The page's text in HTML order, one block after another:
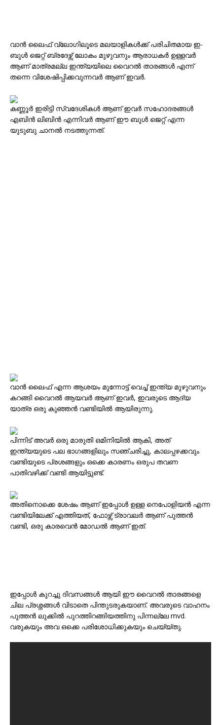
വാൻ ലൈഫ് വ്ലോഗിലൂടെ മലയാളികൾക്ക് പരിചിതമായ ഇ-
ബുൾ ജെറ്റ് ബ്രദേഴ്സ് ലോകം മുഴുവനും ആരാധകര്‍ ഉള്ളവര്‍
ആണ് മാത്രമല്ല ഇന്ത്യയിലെ വൈറല്‍ താരങ്ങള്‍ എന്ന്
തന്നെ വിശേഷിപ്പിക്കവുന്നവര്‍ ആണ് ഇവര്‍.
കണ്ണൂര്‍ ഇരിട്ടി സ്വദേശികള്‍ ആണ് ഇവര്‍ സഹോദരങ്ങള്‍
എബിന്‍ ലിബിന്‍ എന്നിവര്‍ ആണ് ഈ ബുള്‍ ജെറ്റ് എന്ന
യുടുബു ചാനല്‍ നടത്തുന്നത്.
വാന്‍ ലൈഫ് എന്ന ആശയം മുന്നോട്ട് വെച്ച് ഇന്ത്യ മുഴുവനും
കറങ്ങി വൈറല്‍ ആയവര്‍ ആണ് ഇവര്‍, ഇവരുടെ ആദ്യ
യാത്ര ഒരു കുഞ്ഞന്‍ വണ്ടിയില്‍ ആയിരുന്നു.
പിന്നിട് അവര്‍ ഒരു മാരുതി ഒമിനിയില്‍ ആകി, അത്
ഇന്ത്യയുടെ പല ഭാഗങ്ങളിലും സഞ്ചരിച്ചു, കാലപ്പഴക്കവും
വണ്ടിയുടെ പ്രശങ്ങളും ഒക്കെ കാരണം ഒരുപ തവണ
പാതിവഴിക്ക് വണ്ടി ആയിട്ടുണ്ട്.
അതിനൊക്കെ ശേഷം ആണ് ഇപ്പോള്‍ ഉള്ള നെപോളിയന്‍ എന്ന
വണ്ടിയിലേക്ക് എത്തിയത്, ഫോഴ്സ് ട്രാവലര്‍ ആണ് പുത്തന്‍
വണ്ടി, ഒരു കാരവെന്‍ മോഡല്‍ ആണ് ഇത്.
ഇപ്പോള്‍ കുറച്ചു ദിവസങ്ങള്‍ ആയി ഈ വൈറല്‍ താരങ്ങളെ
ചില പ്രശ്നങ്ങള്‍ വിടാതെ പിന്തുടരുകയാണ്. അവരുടെ വാഹനം
പുത്തന്‍ ലുക്കില്‍ പുറത്തിറങ്ങിയത്തിനു പിന്നല്ലേ mvd.
വരുകയും അവ ഒക്കെ പരിശോധിക്കുകയും ചെയ്യ്തു.